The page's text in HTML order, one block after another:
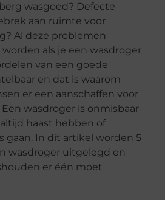
wasgoed? Defecte
aan ruimte voor
Al deze problemen
als je een wasdroger
van een goede
en dat is waarom
er een aanschaffen voor
wasdroger is onmisbaar
haast hebben of
gaan. In dit artikel worden 5
wasdroger uitgelegd en
er één moet